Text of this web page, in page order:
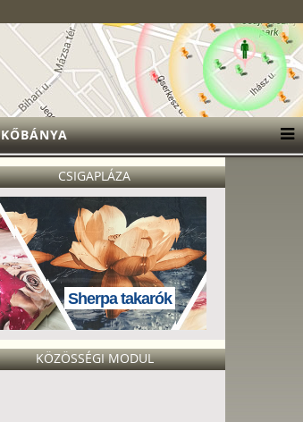
CSIGAPLÁZA
Sherpa takarók
KÖZÖSSÉGI MODUL